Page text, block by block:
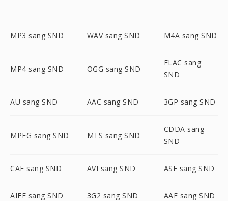
MP3 sang SND WAV sang SND M4A sang SND
MP4 sang SND OGG sang SND
FLAC sang
SND
AU sang SND AAC sang SND 3GP sang SND
MPEG sang SND MTS sang SND
CDDA sang
SND
CAF sang SND AVI sang SND ASF sang SND
AIFF sang SND 3G2 sang SND AAF sang SND